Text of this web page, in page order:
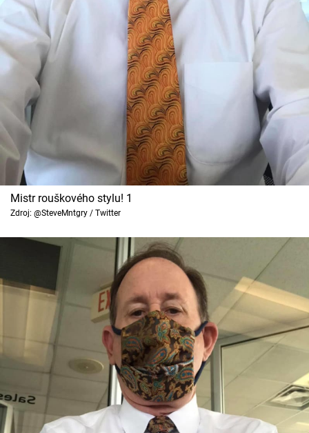
Cool Esport
Pořady
TV Program
Sledujte prima+
Přihlášení
Sledujte nás
Mistr rouškového stylu! 1
Zdroj: @SteveMntgry / Twitter